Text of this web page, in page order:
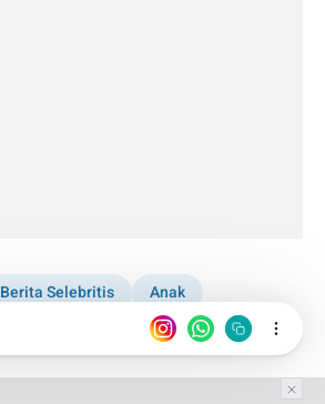
Berita Selebritis
Anak